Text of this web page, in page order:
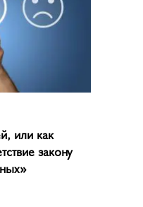
или как
закону